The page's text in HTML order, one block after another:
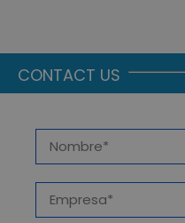
EVENTO DE
CONTACT US